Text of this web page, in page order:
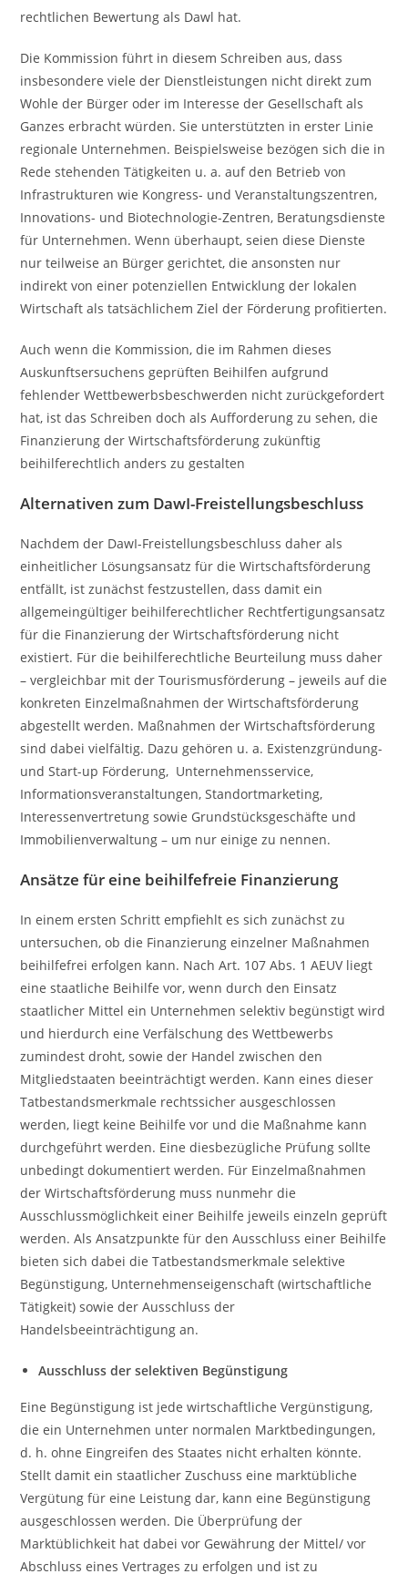
rechtlichen Bewertung als Dawl hat.
Die Kommission führt in diesem Schreiben aus, dass
insbesondere viele der Dienstleistungen nicht direkt zum
Wohle der Bürger oder im Interesse der Gesellschaft als
Ganzes erbracht würden. Sie unterstützten in erster Linie
regionale Unternehmen. Beispielsweise bezögen sich die in
Rede stehenden Tätigkeiten u. a. auf den Betrieb von
Infrastrukturen wie Kongress- und Veranstaltungszentren,
Innovations- und Biotechnologie-Zentren, Beratungsdienste
für Unternehmen. Wenn überhaupt, seien diese Dienste
nur teilweise an Bürger gerichtet, die ansonsten nur
indirekt von einer potenziellen Entwicklung der lokalen
Wirtschaft als tatsächlichem Ziel der Förderung profitierten.
Auch wenn die Kommission, die im Rahmen dieses
Auskunftsersuchens geprüften Beihilfen aufgrund
fehlender Wettbewerbsbeschwerden nicht zurückgefordert
hat, ist das Schreiben doch als Aufforderung zu sehen, die
Finanzierung der Wirtschaftsförderung zukünftig
beihilferechtlich anders zu gestalten
Alternativen zum DawI-Freistellungsbeschluss
Nachdem der DawI-Freistellungsbeschluss daher als
einheitlicher Lösungsansatz für die Wirtschaftsförderung
entfällt, ist zunächst festzustellen, dass damit ein
allgemeingültiger beihilferechtlicher Rechtfertigungsansatz
für die Finanzierung der Wirtschaftsförderung nicht
existiert. Für die beihilferechtliche Beurteilung muss daher
– vergleichbar mit der Tourismusförderung – jeweils auf die
konkreten Einzelmaßnahmen der Wirtschaftsförderung
abgestellt werden. Maßnahmen der Wirtschaftsförderung
sind dabei vielfältig. Dazu gehören u. a. Existenzgründung-
und Start-up Förderung, Unternehmensservice,
Informationsveranstaltungen, Standortmarketing,
Interessenvertretung sowie Grundstücksgeschäfte und
Immobilienverwaltung – um nur einige zu nennen.
Ansätze für eine beihilfefreie Finanzierung
In einem ersten Schritt empfiehlt es sich zunächst zu
untersuchen, ob die Finanzierung einzelner Maßnahmen
beihilfefrei erfolgen kann. Nach Art. 107 Abs. 1 AEUV liegt
eine staatliche Beihilfe vor, wenn durch den Einsatz
staatlicher Mittel ein Unternehmen selektiv begünstigt wird
und hierdurch eine Verfälschung des Wettbewerbs
zumindest droht, sowie der Handel zwischen den
Mitgliedstaaten beeinträchtigt werden. Kann eines dieser
Tatbestandsmerkmale rechtssicher ausgeschlossen
werden, liegt keine Beihilfe vor und die Maßnahme kann
durchgeführt werden. Eine diesbezügliche Prüfung sollte
unbedingt dokumentiert werden. Für Einzelmaßnahmen
der Wirtschaftsförderung muss nunmehr die
Ausschlussmöglichkeit einer Beihilfe jeweils einzeln geprüft
werden. Als Ansatzpunkte für den Ausschluss einer Beihilfe
bieten sich dabei die Tatbestandsmerkmale selektive
Begünstigung, Unternehmenseigenschaft (wirtschaftliche
Tätigkeit) sowie der Ausschluss der
Handelsbeeinträchtigung an.
Ausschluss der selektiven Begünstigung
Eine Begünstigung ist jede wirtschaftliche Vergünstigung,
die ein Unternehmen unter normalen Marktbedingungen,
d. h. ohne Eingreifen des Staates nicht erhalten könnte.
Stellt damit ein staatlicher Zuschuss eine marktübliche
Vergütung für eine Leistung dar, kann eine Begünstigung
ausgeschlossen werden. Die Überprüfung der
Marktüblichkeit hat dabei vor Gewährung der Mittel/ vor
Abschluss eines Vertrages zu erfolgen und ist zu